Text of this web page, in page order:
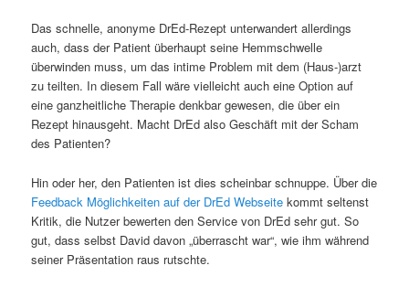
Das schnelle, anonyme DrEd-Rezept unterwandert allerdings
auch, dass der Patient überhaupt seine Hemmschwelle
überwinden muss, um das intime Problem mit dem (Haus-)arzt
zu teilten. In diesem Fall wäre vielleicht auch eine Option auf
eine ganzheitliche Therapie denkbar gewesen, die über ein
Rezept hinausgeht. Macht DrEd also Geschäft mit der Scham
des Patienten?
Hin oder her, den Patienten ist dies scheinbar schnuppe. Über die
Feedback Möglichkeiten auf der DrEd Webseite kommt seltenst
Kritik, die Nutzer bewerten den Service von DrEd sehr gut. So
gut, dass selbst David davon „überrascht war“, wie ihm während
seiner Präsentation raus rutschte.